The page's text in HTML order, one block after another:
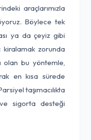
araçlarımızla
Böylece tek
ya da çeyiz gibi
zorunda
olan bu yöntemle,
en kısa sürede
taşımacılıkta
sigorta desteği